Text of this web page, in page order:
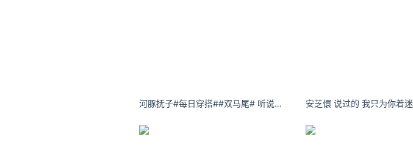
市
河豚抚子#每日穿搭##双马尾# 听说有人说我像六角恐龙[思考] ​​​ 安芝儇 说过的 我只为你着迷